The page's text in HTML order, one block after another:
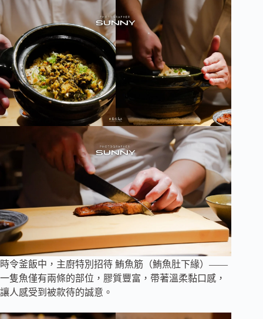
時令釜飯中，主廚特別招待 鮪魚筋（鮪魚肚下緣）——
一隻魚僅有兩條的部位，膠質豐富，帶著溫柔黏口感，
讓人感受到被款待的誠意。